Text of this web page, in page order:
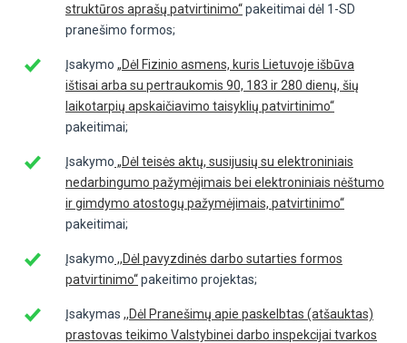
struktūros aprašų patvirtinimo“pakeitimai dėl 1-SD
pranešimo formos;
Įsakymo „Dėl Fizinio asmens, kuris Lietuvoje išbūva
ištisai arba su pertraukomis 90, 183 ir 280 dienų, šių
laikotarpių apskaičiavimo taisyklių patvirtinimo“
pakeitimai;
Įsakymo „Dėl teisės aktų, susijusių su elektroniniais
nedarbingumo pažymėjimais bei elektroniniais nėštumo
ir gimdymo atostogų pažymėjimais, patvirtinimo“
pakeitimai;
Įsakymo ,,Dėl pavyzdinės darbo sutarties formos
patvirtinimo“pakeitimo projektas;
Įsakymas ,,Dėl Pranešimų apie paskelbtas (atšauktas)
prastovas teikimo Valstybinei darbo inspekcijai tvarkos